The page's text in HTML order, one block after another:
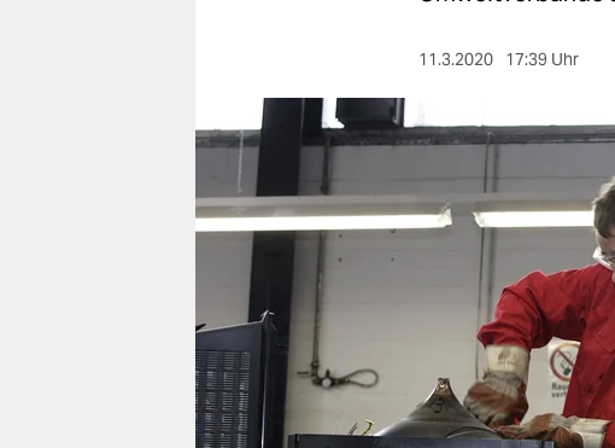
berlin
nord
wahrheit
verlag
verlag
veranstaltungen
shop
11.3.2020 17:39 Uhr